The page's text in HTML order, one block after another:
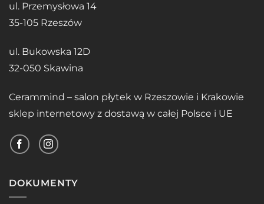
ul. Przemysłowa 14
35-105 Rzeszów
ul. Bukowska 12D
32-050 Skawina
Cerammind – salon płytek w Rzeszowie i Krakowie
sklep internetowy z dostawą w całej Polsce i UE
DOKUMENTY